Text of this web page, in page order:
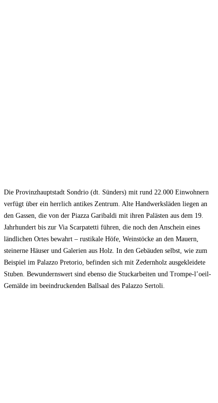
Die Provinzhauptstadt Sondrio (dt. Sünders) mit rund 22.000 Einwohnern
verfügt über ein herrlich antikes Zentrum. Alte Handwerksläden liegen an
den Gassen, die von der Piazza Garibaldi mit ihren Palästen aus dem 19.
Jahrhundert bis zur Via Scarpatetti führen, die noch den Anschein eines
ländlichen Ortes bewahrt – rustikale Höfe, Weinstöcke an den Mauern,
steinerne Häuser und Galerien aus Holz. In den Gebäuden selbst, wie zum
Beispiel im Palazzo Pretorio, befinden sich mit Zedernholz ausgekleidete
Stuben. Bewundernswert sind ebenso die Stuckarbeiten und Trompe-l’oeil-
Gemälde im beeindruckenden Ballsaal des Palazzo Sertoli.